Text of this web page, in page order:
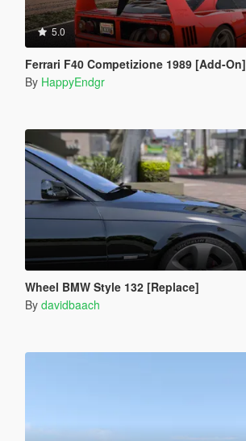
5.0
Ferrari F40 Competizione 1989 [Add-On]
By HappyEndgr
Wheel BMW Style 132 [Replace]
By davidbaach